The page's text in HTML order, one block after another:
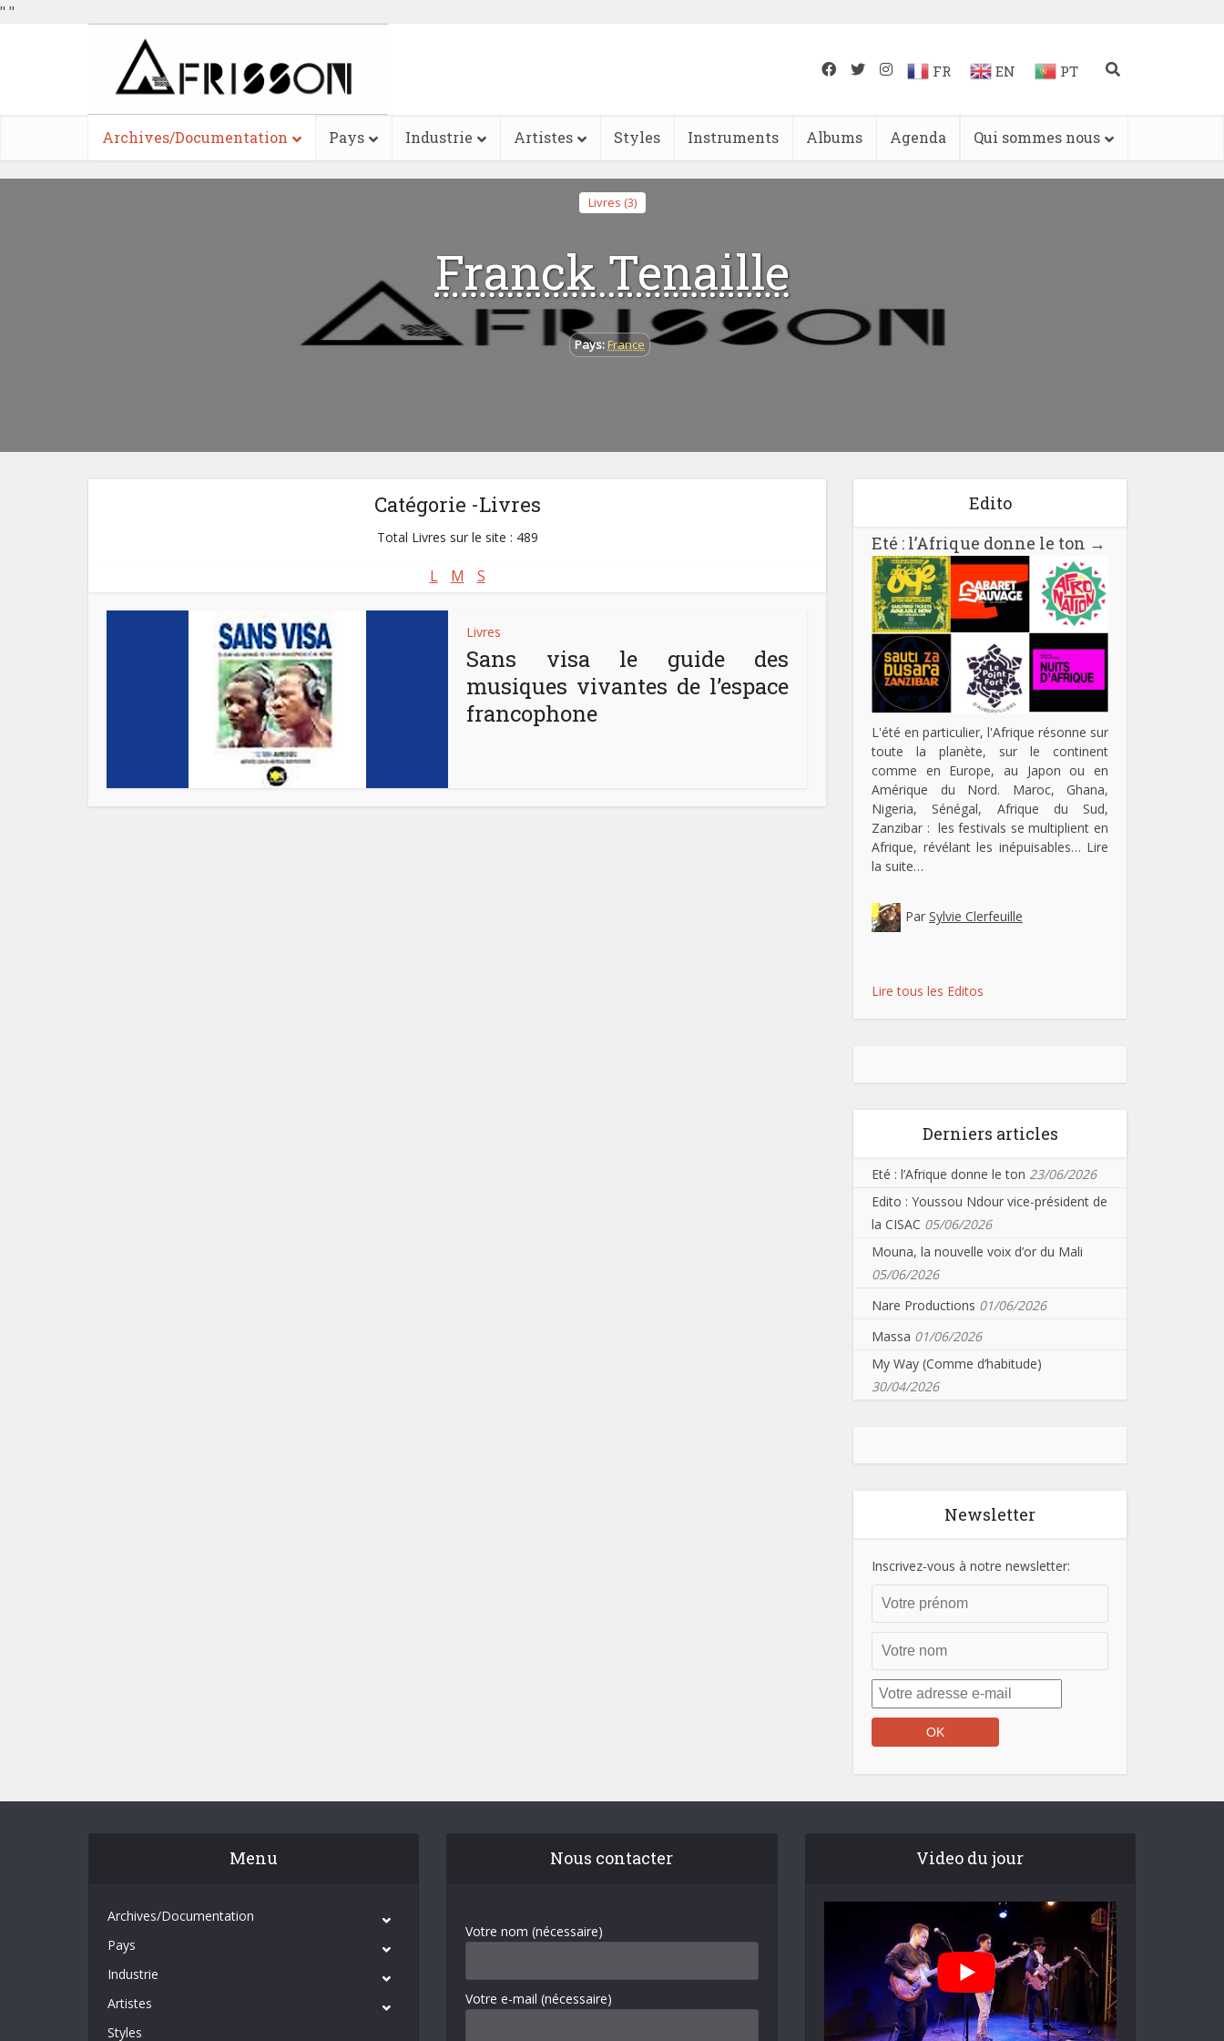
" "
FR EN PT
Archives/Documentation Pays Industrie Artistes Styles Instruments Albums Agenda Qui sommes nous
Livres (3)
Franck Tenaille
Pays: France
Catégorie -Livres
Total Livres sur le site : 489
L M S
Livres
Sans visa le guide des
musiques vivantes de l’espace
francophone
Edito
Eté : l’Afrique donne le ton →
L'été en particulier, l'Afrique résonne sur
toute la planète, sur le continent
comme en Europe, au Japon ou en
Amérique du Nord. Maroc, Ghana,
Nigeria, Sénégal, Afrique du Sud,
Zanzibar : les festivals se multiplient en
Afrique, révélant les inépuisables… Lire
la suite…
Par Sylvie Clerfeuille
Lire tous les Editos
Derniers articles
Eté : l’Afrique donne le ton 23/06/2026
Edito : Youssou Ndour vice-président de
la CISAC 05/06/2026
Mouna, la nouvelle voix d’or du Mali
05/06/2026
Nare Productions 01/06/2026
Massa 01/06/2026
My Way (Comme d’habitude)
30/04/2026
Newsletter
Inscrivez-vous à notre newsletter:
Menu
Archives/Documentation
Pays
Industrie
Artistes
Styles
Nous contacter
Votre nom (nécessaire)
Votre e-mail (nécessaire)
Video du jour